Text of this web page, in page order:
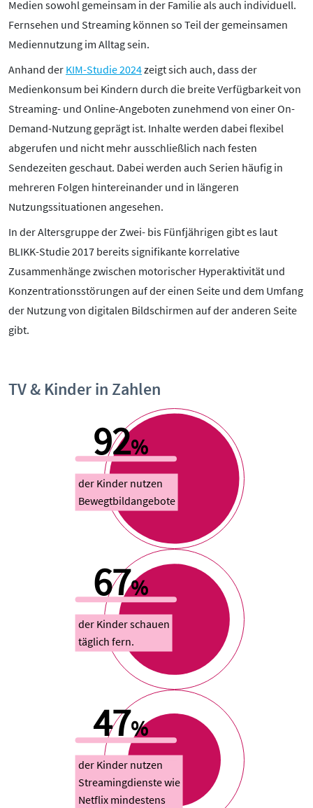
Medien sowohl gemeinsam in der Familie als auch individuell.
Fernsehen und Streaming können so Teil der gemeinsamen
Mediennutzung im Alltag sein.
Anhand der KIM-Studie 2024zeigt sich auch, dass der
Medienkonsum bei Kindern durch die breite Verfügbarkeit von
Streaming- und Online-Angeboten zunehmend von einer On-
Demand-Nutzung geprägt ist. Inhalte werden dabei flexibel
abgerufen und nicht mehr ausschließlich nach festen
Sendezeiten geschaut. Dabei werden auch Serien häufig in
mehreren Folgen hintereinander und in längeren
Nutzungssituationen angesehen.
In der Altersgruppe der Zwei- bis Fünfjährigen gibt es laut
BLIKK-Studie 2017 bereits signifikante korrelative
Zusammenhänge zwischen motorischer Hyperaktivität und
Konzentrationsstörungen auf der einen Seite und dem Umfang
der Nutzung von digitalen Bildschirmen auf der anderen Seite
gibt.
TV & Kinder in Zahlen
92%
der Kinder nutzen
Bewegtbildangebote
67%
der Kinder schauen
täglich fern.
47%
der Kinder nutzen
Streamingdienste wie
Netflix mindestens